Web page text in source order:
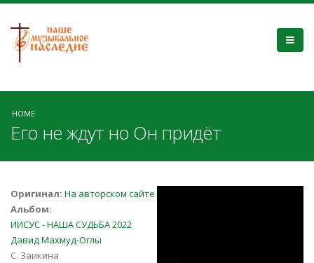
HOME
Его не ждут но Он придёт
Оригинал: На авторском сайте
Альбом:
ИИСУС - НАША СУДЬБА 2022
Давид Махмуд-Оглы
С. Заикина